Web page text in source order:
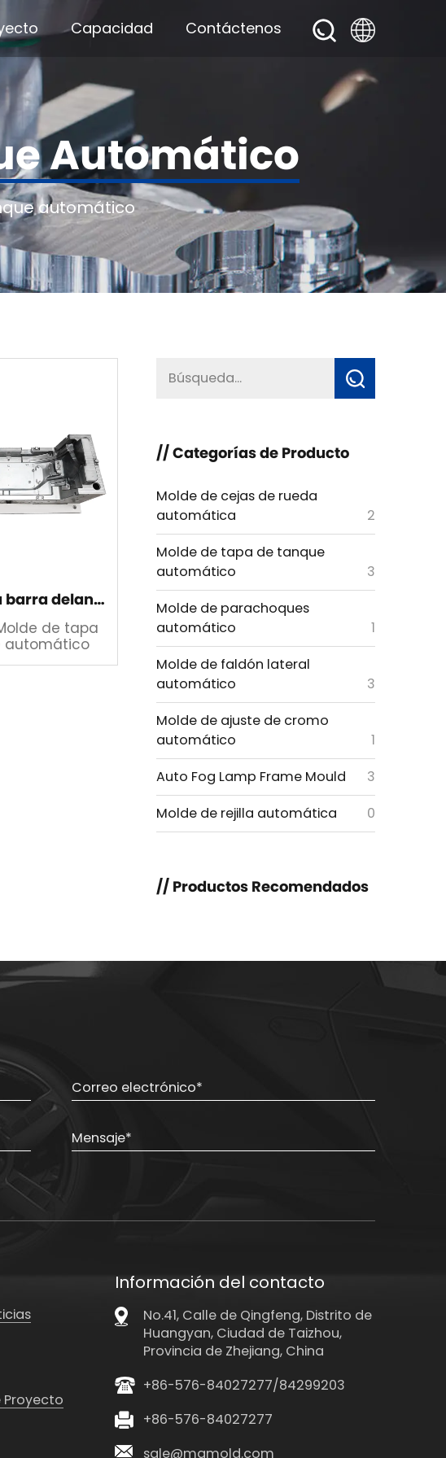
Capacidad Contáctenos
Automático
automático
cuerpo de la barra delantera
de tapa
automático
// Categorías de Producto
Molde de cejas de rueda
automática
2
Molde de tapa de tanque
automático
3
Molde de parachoques
automático
1
Molde de faldón lateral
automático
3
Molde de ajuste de cromo
automático
1
Auto Fog Lamp Frame Mould
3
Molde de rejilla automática
0
// Productos Recomendados
Proyecto
Información del contacto
No.41, Calle de Qingfeng, Distrito de
Huangyan, Ciudad de Taizhou,
Provincia de Zhejiang, China
+86-576-84027277/84299203
+86-576-84027277
sale@mamold.com